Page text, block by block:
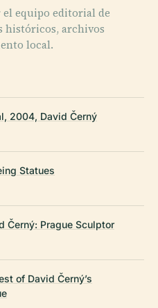
equipo editorial de
históricos, archivos
local.
2004, David Černý
Statues
Černý: Prague Sculptor
of David Černý’s